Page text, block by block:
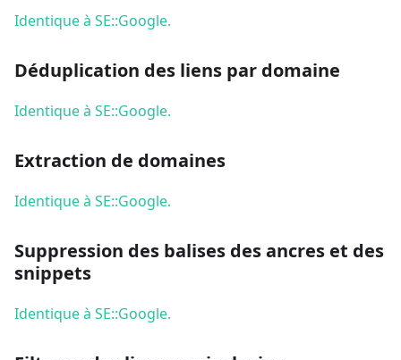
Identique à SE::Google.
Déduplication des liens par domaine
Identique à SE::Google.
Extraction de domaines
Identique à SE::Google.
Suppression des balises des ancres et des
snippets
Identique à SE::Google.